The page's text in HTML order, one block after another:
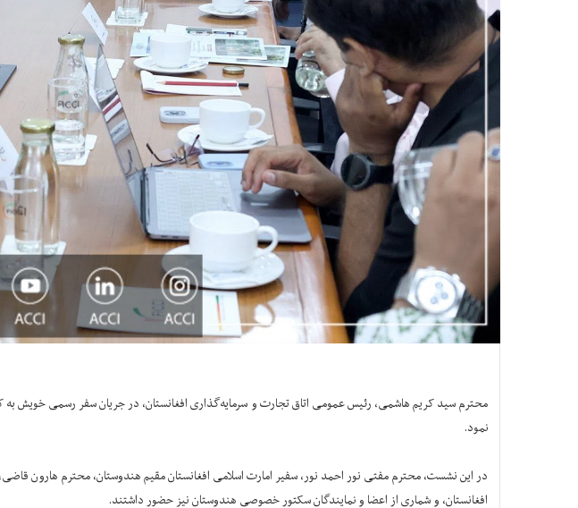
نمود.
در این نشست، محترم مفتی نور احمد نور، سفیر امارت اسلامی افغانستان مقیم هندوستان، محترم هارون
افغانستان، و شماری از اعضا و نمایندگان سکتور خصوصی هندوستان نیز حضور داشتند.